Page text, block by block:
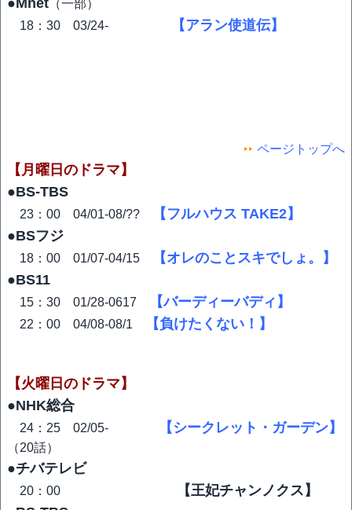
●Mnet （一部）
18：30 03/24-
【アラン使道伝】
ページトップへ
【月曜日のドラマ】
●BS-TBS
23：00 04/01-08/??
【フルハウス TAKE2】
●BSフジ
18：00 01/07-04/15
【オレのことスキでしょ。】
●BS11
15：30 01/28-0617 【バーディーバディ】
22：00 04/08-08/1 【負けたくない！】
【火曜日のドラマ】
●NHK総合
24：25 02/05- 【シークレット・ガーデン】
（20話）
●チバテレビ
20：00
【王妃チャンノクス】